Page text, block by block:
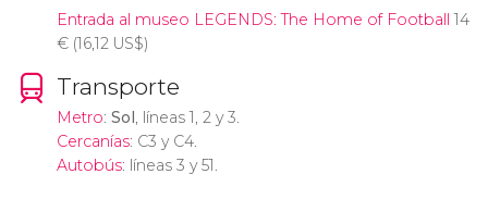
Entrada al museo LEGENDS: The Home of Football 14
€(16,12 US$)
Transporte
Metro: Sol, líneas 1, 2 y 3.
Cercanías: C3 y C4.
Autobús: líneas 3 y 51.